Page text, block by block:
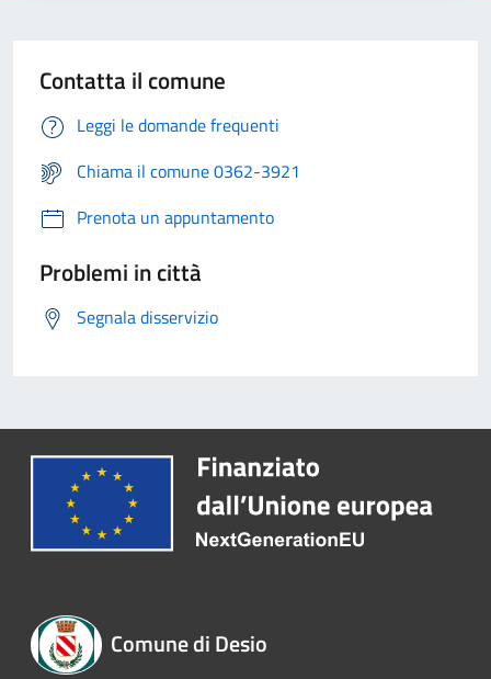
Contatta il comune
Leggi le domande frequenti
Chiama il comune 0362-3921
Prenota un appuntamento
Problemi in città
Segnala disservizio
Comune di Desio